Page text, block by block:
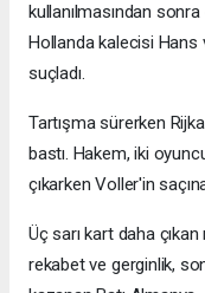
kullanılmasından
Hollanda kalecisi Hans
suçladı.
Tartışma sürerken
bastı. Hakem, iki
çıkarken Voller'in
Üç sarı kart daha çıkan
rekabet ve gerginlik,